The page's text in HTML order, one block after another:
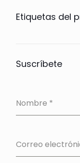
Etiquetas del
Suscríbete
Nombre *
Correo